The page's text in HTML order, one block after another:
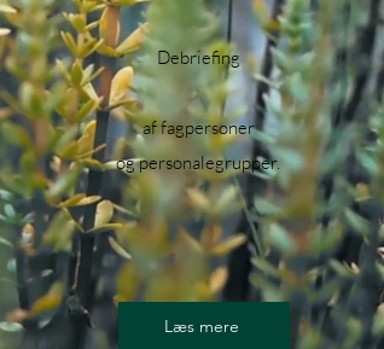
Debriefing
af fagpersoner
og personalegrupper.
Læs mere